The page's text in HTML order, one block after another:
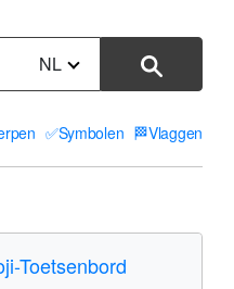
NL
✅Symbolen 🏁Vlaggen
Toetsenbord